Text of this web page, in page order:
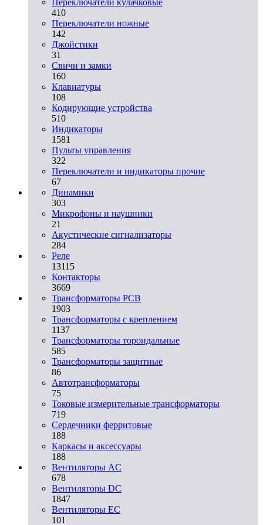
410
Переключатели ножные
142
Джойстики
31
Свичи и замки
160
Клавиатуры
108
Кодирующие устройства
510
Индикаторы
1581
Пульты управления
322
Переключатели и индикаторы прочие
67
Динамики
303
Микрофоны и наушники
21
Акустические сигнализаторы
284
Реле
13115
Контакторы
3669
Трансформаторы PCB
1903
Трансформаторы с креплением
1137
Трансформаторы тороидальные
585
Трансформаторы защитные
86
Автотрансформаторы
75
Токовые измерительные трансформаторы
719
Сердечники ферритовые
188
Каркасы и аксессуары
188
Вентиляторы AC
678
Вентиляторы DC
1847
Вентиляторы EC
101